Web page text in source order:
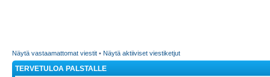
Näytä vastaamattomat viestit • Näytä aktiiviset viestiketjut
TERVETULOA PALSTALLE